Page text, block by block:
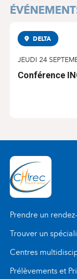
DELTA
JEUDI 24
Conférence
Prendre un
Trouver un
Centres
Prélèvements et